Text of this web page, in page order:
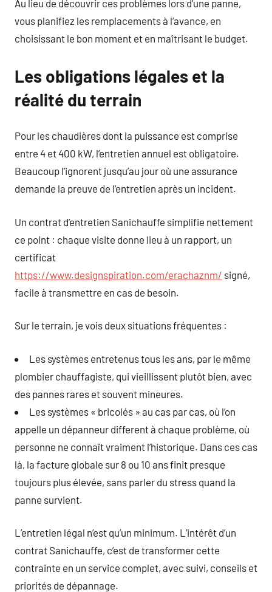
Au lieu de découvrir ces problèmes lors d’une panne,
vous planifiez les remplacements à l’avance, en
choisissant le bon moment et en maîtrisant le budget.
Les obligations légales et la
réalité du terrain
Pour les chaudières dont la puissance est comprise
entre 4 et 400 kW, l’entretien annuel est obligatoire.
Beaucoup l’ignorent jusqu’au jour où une assurance
demande la preuve de l’entretien après un incident.
Un contrat d’entretien Sanichauffe simplifie nettement
ce point : chaque visite donne lieu à un rapport, un
certificat
https://www.designspiration.com/erachaznm/ signé,
facile à transmettre en cas de besoin.
Sur le terrain, je vois deux situations fréquentes :
Les systèmes entretenus tous les ans, par le même
plombier chauffagiste, qui vieillissent plutôt bien, avec
des pannes rares et souvent mineures.
Les systèmes « bricolés » au cas par cas, où l’on
appelle un dépanneur different à chaque problème, où
personne ne connaît vraiment l’historique. Dans ces cas
là, la facture globale sur 8 ou 10 ans finit presque
toujours plus élevée, sans parler du stress quand la
panne survient.
L’entretien légal n’est qu’un minimum. L’intérêt d’un
contrat Sanichauffe, c’est de transformer cette
contrainte en un service complet, avec suivi, conseils et
priorités de dépannage.